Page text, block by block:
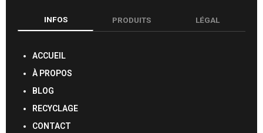
INFOS PRODUITS LÉGAL
ACCUEIL
À PROPOS
BLOG
RECYCLAGE
CONTACT